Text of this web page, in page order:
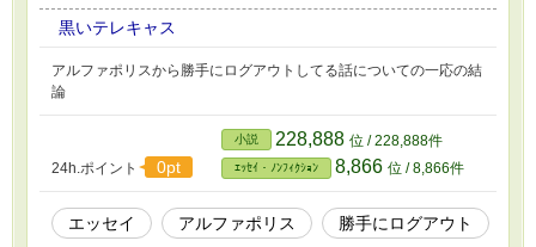
黒いテレキャス
アルファポリスから勝手にログアウトしてる話についての一応の結
論
24h.ポイント 0pt
小説 228,888 位 / 228,888件
ｴｯｾｲ・ﾉﾝﾌｨｸｼｮﾝ 8,866 位 / 8,866件
エッセイ アルファポリス 勝手にログアウト